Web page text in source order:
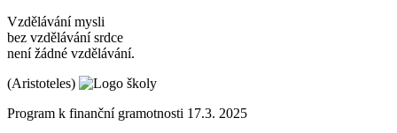
Vzdělávání mysli
bez vzdělávání srdce
není žádné vzdělávání.
(Aristoteles)
Program k finanční gramotnosti 17.3. 2025